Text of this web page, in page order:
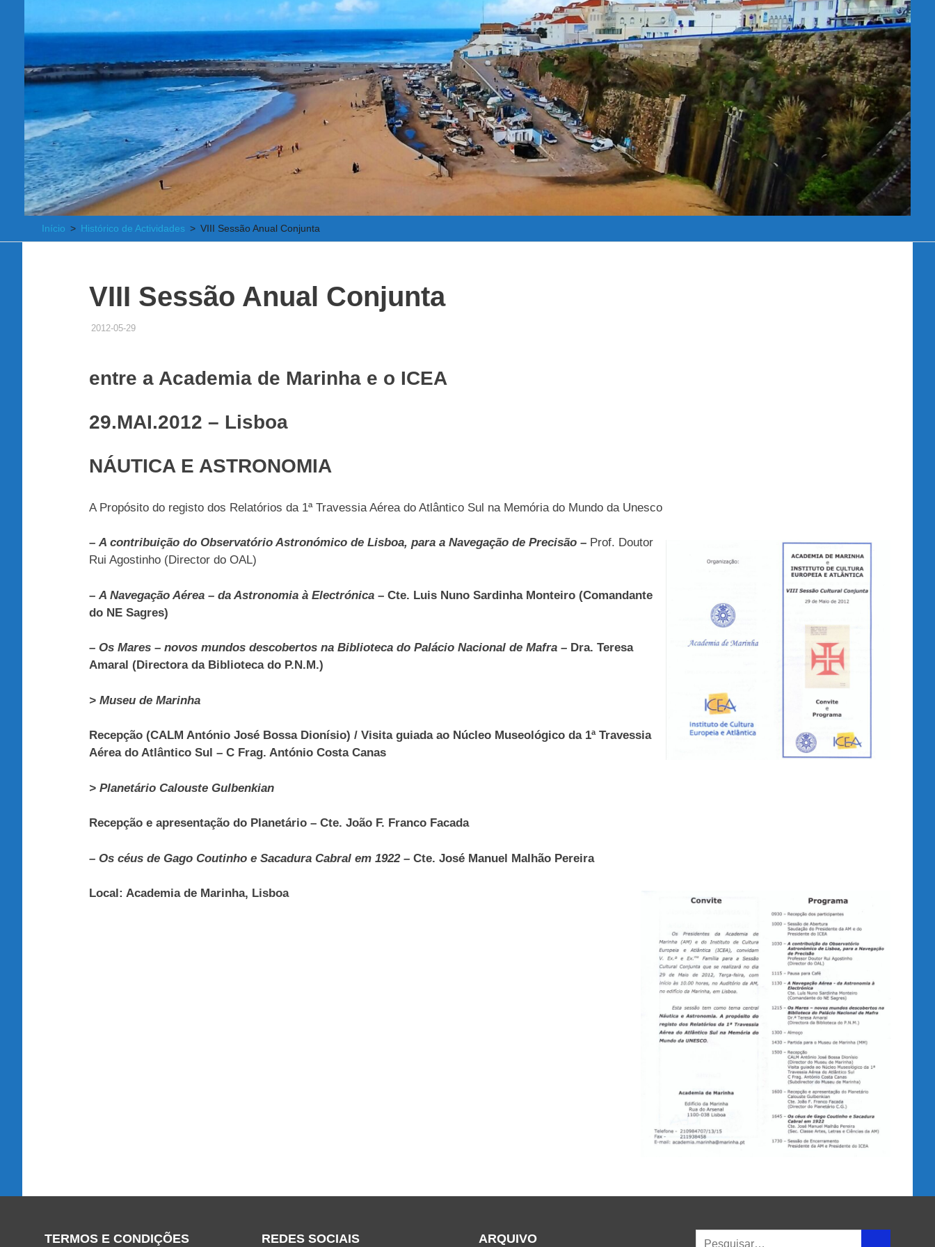
Início Histórico de Actividades VIII Sessão Anual Conjunta
VIII Sessão Anual Conjunta
2012-05-29ADMINISTRADOR
HISTÓRICO DE ACTIVIDADES
entre a Academia de Marinha e o ICEA
29.MAI.2012 – Lisboa
NÁUTICA E ASTRONOMIA
A Propósito do registo dos Relatórios da 1ª Travessia Aérea do Atlântico Sul na Memória do Mundo da Unesco
– A contribuição do Observatório Astronómico de Lisboa, para a Navegação de Precisão – Prof. Doutor
Rui Agostinho (Director do OAL)
– A Navegação Aérea – da Astronomia à Electrónica – Cte. Luis Nuno Sardinha Monteiro (Comandante
do NE Sagres)
– Os Mares – novos mundos descobertos na Biblioteca do Palácio Nacional de Mafra – Dra. Teresa
Amaral (Directora da Biblioteca do P.N.M.)
> Museu de Marinha
Recepção (CALM António José Bossa Dionísio) / Visita guiada ao Núcleo Museológico da 1ª Travessia
Aérea do Atlântico Sul – C Frag. António Costa Canas
> Planetário Calouste Gulbenkian
Recepção e apresentação do Planetário – Cte. João F. Franco Facada
– Os céus de Gago Coutinho e Sacadura Cabral em 1922 – Cte. José Manuel Malhão Pereira
Local: Academia de Marinha, Lisboa
TERMOS E CONDIÇÕES REDES SOCIAIS ARQUIVO Search